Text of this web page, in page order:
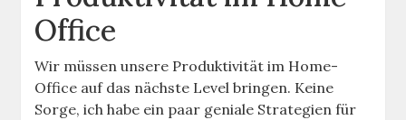
Office
Wir müssen unsere Produktivität im Home-
Office auf das nächste Level bringen. Keine
Sorge, ich habe ein paar geniale Strategien für